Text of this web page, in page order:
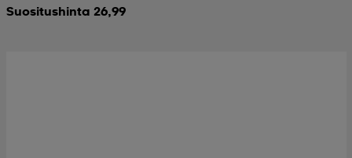
Suositushinta 26,99